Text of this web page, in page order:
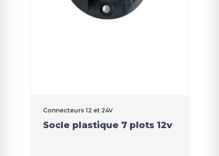
Connecteurs 12 et 24V
Socle plastique 7 plots 12v